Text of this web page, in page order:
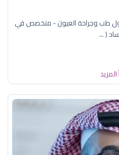
طب وجراحة العيون - متخصص في
( ...
المزيد